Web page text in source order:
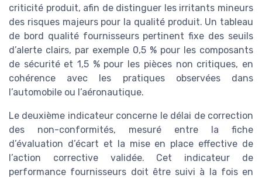
criticité produit, afin de distinguer les irritants mineurs
des risques majeurs pour la qualité produit. Un tableau
de bord qualité fournisseurs pertinent fixe des seuils
d’alerte clairs, par exemple 0,5 % pour les composants
de sécurité et 1,5 % pour les pièces non critiques, en
cohérence avec les pratiques observées dans
l’automobile ou l’aéronautique.
Le deuxième indicateur concerne le délai de correction
des non-conformités, mesuré entre la fiche
d’évaluation d’écart et la mise en place effective de
l’action corrective validée. Cet indicateur de
performance fournisseurs doit être suivi à la fois en